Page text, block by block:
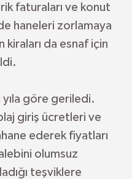
faturaları ve konut
haneleri zorlamaya
da esnaf için
göre geriledi.
giriş ücretleri ve
ederek fiyatları
olumsuz
teşviklere